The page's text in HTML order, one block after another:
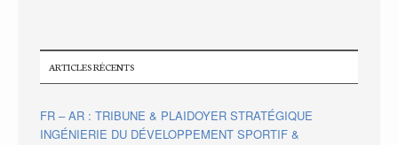
ARTICLES RÉCENTS
FR – AR : TRIBUNE & PLAIDOYER STRATÉGIQUE
INGÉNIERIE DU DÉVELOPPEMENT SPORTIF &